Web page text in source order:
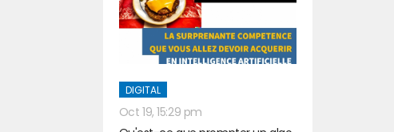
DIGITAL
Oct 19, 15:29 pm